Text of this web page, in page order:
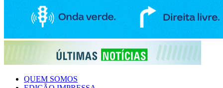
QUEM SOMOS